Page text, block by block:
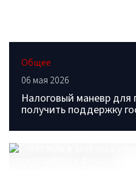
Общее
06 мая 2026
Налоговый маневр для
получить поддержку